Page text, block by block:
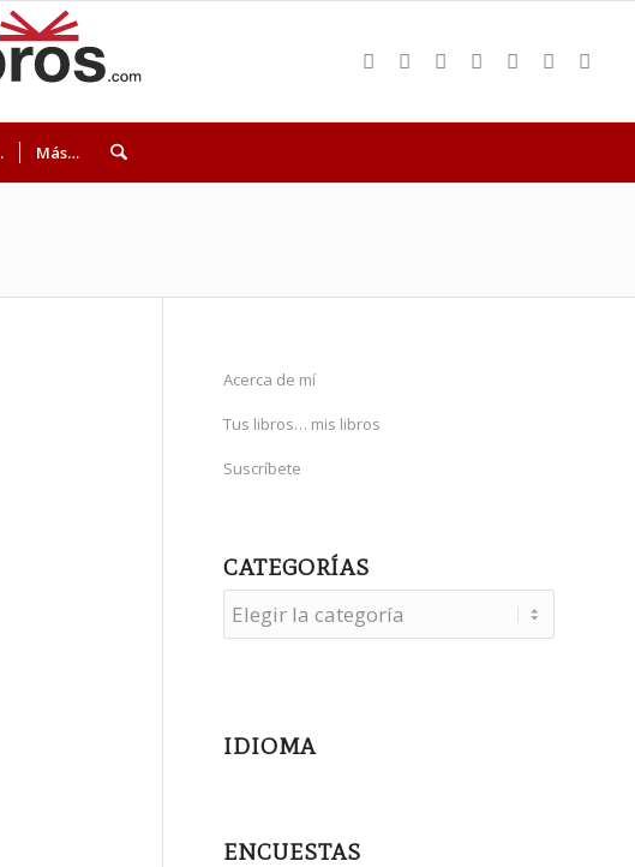
Más…
Acerca de mí
Tus libros… mis libros
Suscríbete
CATEGORÍAS
Categorías
IDIOMA
ENCUESTAS